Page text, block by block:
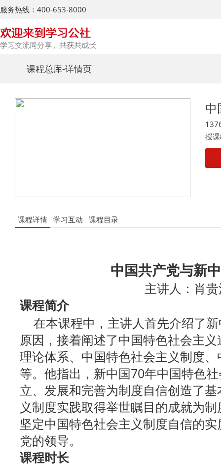
服务热线：400-653-8000
课程总库-详情页
中
授
课程详情 学习互动 课程目录
中国共产党与新
主讲人：肖
课程简介
在本课程中，主讲人首先介绍了
原因，接着阐述了中国特色社会主
理论体系、中国特色社会主义制度
等。他指出，新中国70年中国特色
立、发展和完善为制度自信创造了
义制度实践取得举世瞩目的成就为
坚定中国特色社会主义制度自信的
党的领导。
课程时长